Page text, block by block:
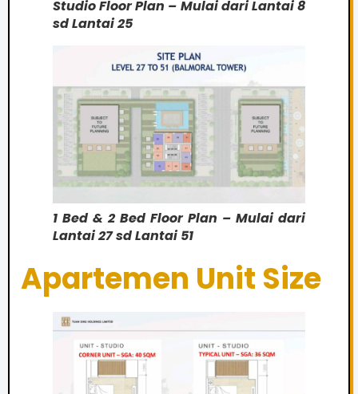
Studio Floor Plan – Mulai dari Lantai 8
sd Lantai 25
1 Bed & 2 Bed Floor Plan – Mulai dari
Lantai 27 sd Lantai 51
Apartemen Unit Size